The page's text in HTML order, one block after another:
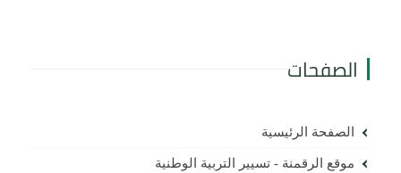
الصفحات
الصفحة الرئيسية
موقع الرقمنة - تسيير التربية الوطنية